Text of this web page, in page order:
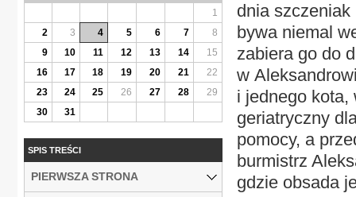
dnia
bywa niemal
zabiera go do
w
i jednego kota,
geriatryczny
pomocy, a
burmistrz
gdzie obsada
1
2
3 4 5 6 7
8
9
10 11 12 13 14
15
16
17 18 19 20 21
22
23
24 25 26 27 28
29
30
31
SPIS TREŚCI
PIERWSZA STRONA